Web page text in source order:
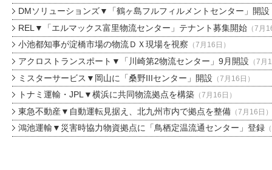
DMソリューションズ▼「鶴ヶ島フルフィルメントセンター」開設
REL▼「エルマックス富里物流センター」テナント募集開始（7月
小池都知事が淀橋市場の物流ＤＸ現場を視察 （7月16日）
アクロストランスポート▼「川崎第2物流センター」9月開設 （7月
ミスターサービス▼岡山に「桑野IIIセンター」開設 （7月16日）
トナミ運輸・JPL▼横浜に共同物流拠点を構築（7月16日）
東急不動産▼自動運転見据え、北九州市内で拠点を整備（7月16日）
鴻池運輸▼災害時協力物資拠点に「鳥栖定温流通センター」登録